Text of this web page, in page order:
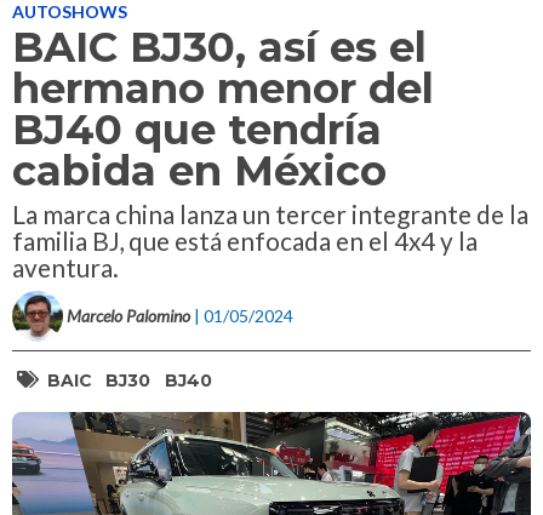
AUTOSHOWS
BAIC BJ30, así es el
hermano menor del
BJ40 que tendría
cabida en México
La marca china lanza un tercer integrante de la
familia BJ, que está enfocada en el 4x4 y la
aventura.
Marcelo Palomino | 01/05/2024
BAIC BJ30 BJ40